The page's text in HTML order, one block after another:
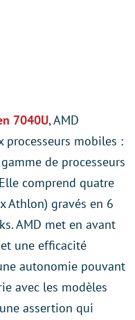
7040U, AMD
processeurs mobiles :
de processeurs
comprend quatre
Athlon) gravés en 6
AMD met en avant
une efficacité
autonomie pouvant
avec les modèles
assertion qui